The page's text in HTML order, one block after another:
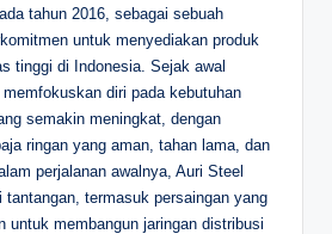
tahun 2016, sebagai sebuah
untuk menyediakan produk
tinggi di Indonesia. Sejak awal
diri pada kebutuhan
semakin meningkat, dengan
ringan yang aman, tahan lama, dan
perjalanan awalnya, Auri Steel
tantangan, termasuk persaingan yang
untuk membangun jaringan distribusi